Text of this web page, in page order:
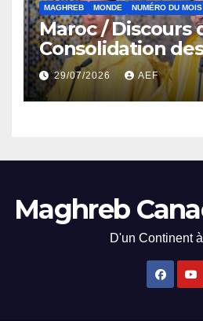
MAGHREB MONDE NUMÉRO DU MOIS
Maroc / Discours
Consolidation
résilience
affirmation d’une
souveraineté
29/07/2026 AEF
Maghreb
D'un Continent